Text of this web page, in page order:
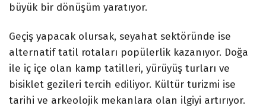
büyük bir dönüşüm yaratıyor.
Geçiş yapacak olursak, seyahat sektöründe ise
alternatif tatil rotaları popülerlik kazanıyor. Doğa
ile iç içe olan kamp tatilleri, yürüyüş turları ve
bisiklet gezileri tercih ediliyor. Kültür turizmi ise
tarihi ve arkeolojik mekanlara olan ilgiyi artırıyor.